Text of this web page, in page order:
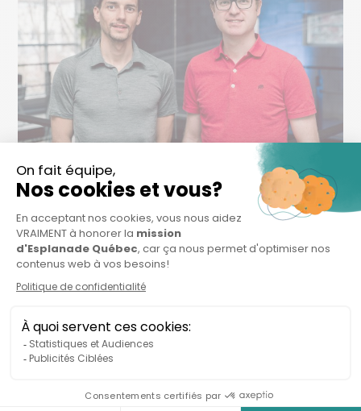
20 AVR PORTRAIT
D’IMPACT: CHRYSALABS,
QUAND DES INGÉNIEURS
BIOMÉDICAUX SE
L’AGRICULTURE
La startup ChrysaLabs a mis au point un outil
gestion de la fertilité des sols. Une innovation qui